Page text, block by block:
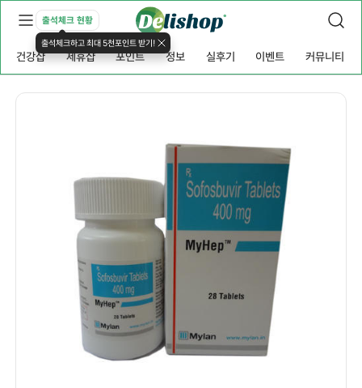
출석체크 현황
출석체크하고 최대 5천포인트 받기!
건강샵 제휴샵 포인트 정보 실후기 이벤트 커뮤니티